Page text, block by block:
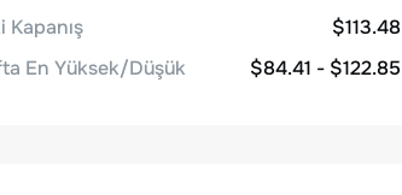
Kapanış
$113.48
En Yüksek/Düşük
$84.41 - $122.85